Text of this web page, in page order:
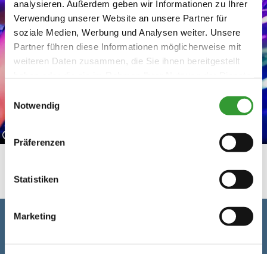
analysieren. Außerdem geben wir Informationen zu Ihrer
Verwendung unserer Website an unsere Partner für
soziale Medien, Werbung und Analysen weiter. Unsere
Partner führen diese Informationen möglicherweise mit
weiteren Daten zusammen, die Sie ihnen bereitgestellt
Notwendig
Präferenzen
Statistiken
Marketing
©